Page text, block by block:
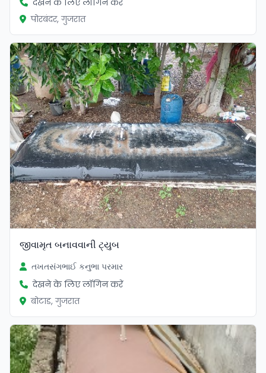
पोरबंदर, गुजरात
જીવામૃત બનાવવાની ટ્યુબ
તખતસંગભાઈ કનુભા પરમાર
देखने के लिए लॉगिन करें
बोटाड, गुजरात